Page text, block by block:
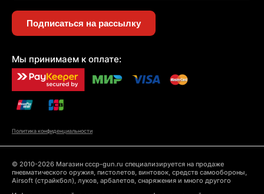
Подписаться на рассылку
Мы принимаем к оплате:
Политика конфиденциальности
© 2010-2026 Магазин cccp-gun.ru специализируется на продаже
пневматического оружия, пистолетов, винтовок, средств самообороны,
Airsoft (страйкбол), луков, арбалетов, снаряжения и много другого